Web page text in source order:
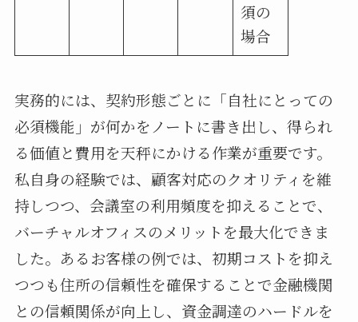
須の
場合
実務的には、契約形態ごとに「自社にとっての
必須機能」が何かをノートに書き出し、得られ
る価値と費用を天秤にかける作業が重要です。
私自身の経験では、顧客対応のクオリティを維
持しつつ、会議室の利用頻度を抑えることで、
バーチャルオフィスのメリットを最大化できま
した。あるお客様の例では、初期コストを抑え
つつも住所の信頼性を確保することで金融機関
との信頼関係が向上し、資金調達のハードルを